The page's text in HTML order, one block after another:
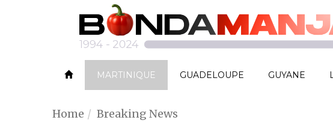
MARTINIQUE GUADELOUPE GUYANE
Home Breaking News